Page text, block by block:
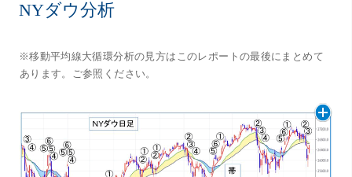
NYダウ分析
※移動平均線大循環分析の見方はこのレポートの最後にまとめて
あります。ご参照ください。